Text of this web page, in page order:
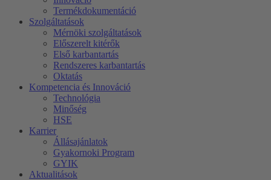
Termékdokumentáció
Szolgáltatások
Mérnöki szolgáltatások
Előszerelt kitérők
Első karbantartás
Rendszeres karbantartás
Oktatás
Kompetencia és Innováció
Technológia
Minőség
HSE
Karrier
Állásajánlatok
Gyakornoki Program
GYIK
Aktualitások